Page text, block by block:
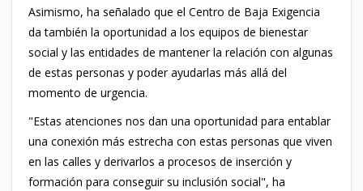
Asimismo, ha señalado que el Centro de Baja Exigencia
da también la oportunidad a los equipos de bienestar
social y las entidades de mantener la relación con algunas
de estas personas y poder ayudarlas más allá del
momento de urgencia.
"Estas atenciones nos dan una oportunidad para entablar
una conexión más estrecha con estas personas que viven
en las calles y derivarlos a procesos de inserción y
formación para conseguir su inclusión social", ha